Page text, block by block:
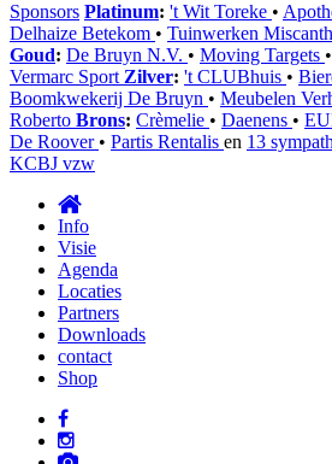
Sponsors Platinum: 't Wit Toreke •
Delhaize Betekom • Tuinwerken
Goud: De Bruyn N.V. • Moving Targets •
Vermarc Sport Zilver: 't CLUBhuis •
Boomkwekerij De Bruyn • Meubelen
Roberto Brons: Crèmelie • Daenens •
De Roover • Partis Rentalis en 13
KCBJ vzw
Info
Visie
Agenda
Locaties
Partners
Downloads
contact
Shop